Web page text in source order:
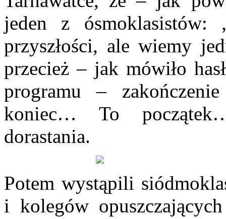
jeden z
przyszłości, ale wiemy
przecież – jak mówiło
programu –
koniec… To
dorastania.
Potem wystąpili
i kolegów